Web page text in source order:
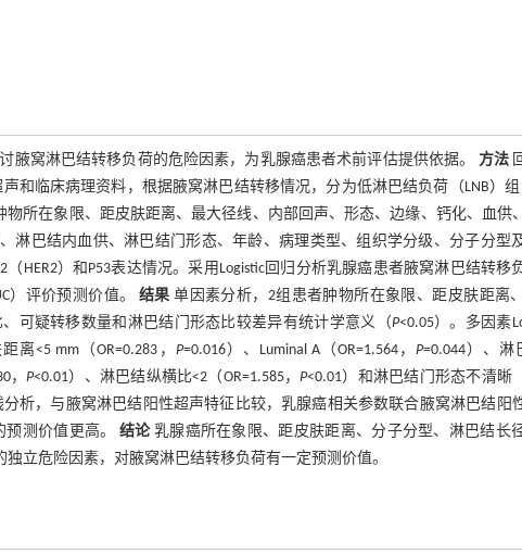
腋窝淋巴结转移负荷的危险因素，为乳腺癌患者术前评估提供依据。 方法
和临床病理资料，根据腋窝淋巴结转移情况，分为低淋巴结负荷（LNB）
物所在象限、距皮肤距离、最大径线、内部回声、形态、边缘、钙化、血供
淋巴结内血供、淋巴结门形态、年龄、病理类型、组织学分级、分子分型
（HER2）和P53表达情况。采用Logistic回归分析乳腺癌患者腋窝淋巴结转移
）评价预测价值。 结果 单因素分析，2组患者肿物所在象限、距皮肤距离
可疑转移数量和淋巴结门形态比较差异有统计学意义（P<0.05）。多因素
离<5 mm（OR=0.283， P=0.016）、Luminal A（OR=1.564，P=0.044）、淋
，P<0.01）、淋巴结纵横比<2（OR=1.585，P<0.01）和淋巴结门形态不清晰（
析，与腋窝淋巴结阳性超声特征比较，乳腺癌相关参数联合腋窝淋巴结阳
预测价值更高。 结论乳腺癌所在象限、距皮肤距离、分子分型、淋巴结长
立危险因素，对腋窝淋巴结转移负荷有一定预测价值。